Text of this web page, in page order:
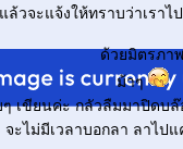
ล้วจะแจ้งให้ทราบว่าเราไ
ด้วยมิตรภาพ
ม้าๆ
เขียนค่ะ กลัวลืมมาปิดบล๊
จะไม่มีเวลาบอกลา ลาไป